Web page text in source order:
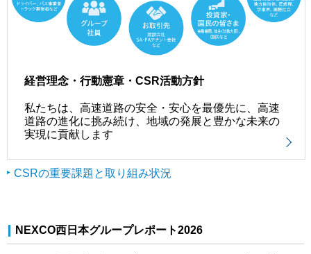
経営理念・行動憲章・CSR活動方針
私たちは、高速道路の安全・安心を最優先に、高速
道路の進化に挑み続け、地域の発展と豊かな未来の
実現に貢献します
CSRの重要課題と取り組み状況
NEXCO西日本グループレポート2026